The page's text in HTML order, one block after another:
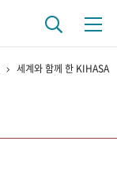
세계와 함께 한 KIHASA